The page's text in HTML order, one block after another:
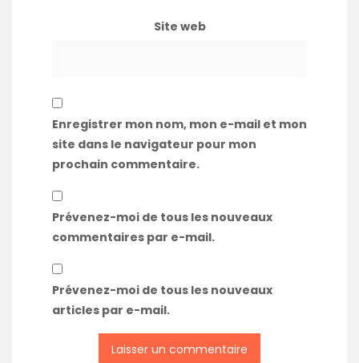
Site web
Enregistrer mon nom, mon e-mail et mon
site dans le navigateur pour mon
prochain commentaire.
Prévenez-moi de tous les nouveaux
commentaires par e-mail.
Prévenez-moi de tous les nouveaux
articles par e-mail.